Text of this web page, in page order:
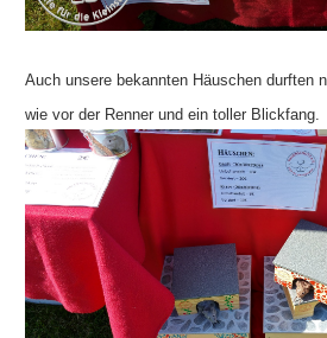
Auch unsere bekannten Häuschen durften
wie vor der Renner und ein toller Blickfang.